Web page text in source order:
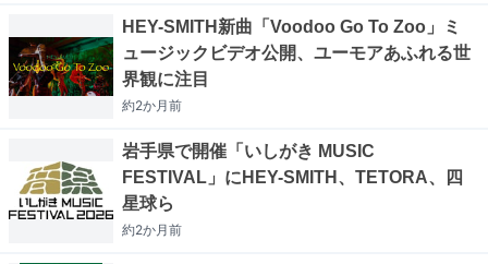
HEY-SMITH新曲「Voodoo Go To Zoo」ミ
ュージックビデオ公開、ユーモアあふれる世
界観に注目
約2か月前
岩手県で開催「いしがき MUSIC
FESTIVAL」にHEY-SMITH、TETORA、四
星球ら
約2か月前